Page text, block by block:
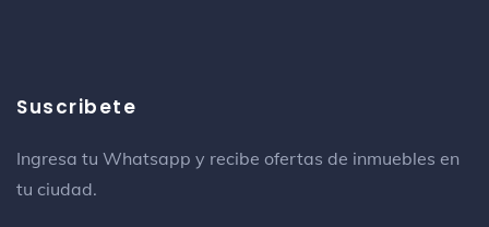
DIAN Barrancabermeja
Espacio de trabajo compartido
Suscribete
Ingresa tu Whatsapp y recibe ofertas de inmuebles en
tu ciudad.